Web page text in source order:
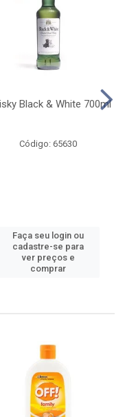
Black & White 700ml
Código: 65630
Faça seu login ou
cadastre-se para
ver preços e
comprar